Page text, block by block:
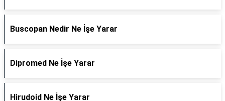
Buscopan Nedir Ne İşe Yarar
Dipromed Ne İşe Yarar
Hirudoid Ne İşe Yarar